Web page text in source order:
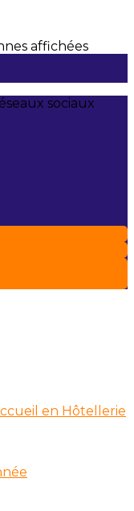
affichées
sociaux
en Hôtellerie